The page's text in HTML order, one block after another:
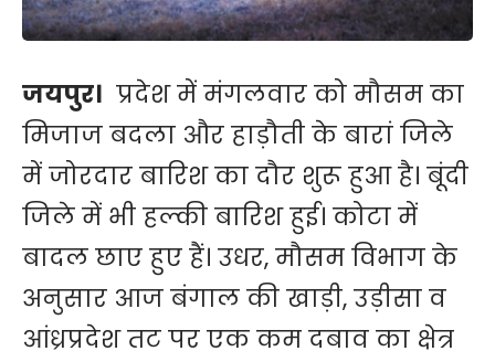
जयपुर। प्रदेश में मंगलवार को मौसम का
मिजाज बदला और हाड़ौती के बारां जिले
में जोरदार बारिश का दौर शुरू हुआ है। बूंदी
जिले में भी हल्की बारिश हुई। कोटा में
बादल छाए हुए हैं। उधर, मौसम विभाग के
अनुसार आज बंगाल की खाड़ी, उड़ीसा व
आंध्रप्रदेश तट पर एक कम दबाव का क्षेत्र